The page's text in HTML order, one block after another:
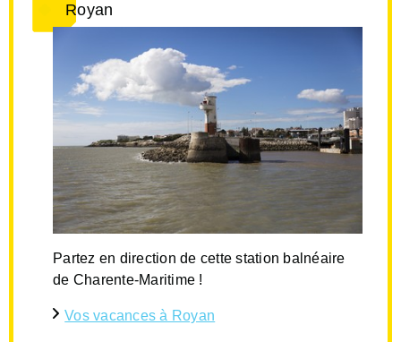
Royan
Partez en direction de cette station balnéaire
de Charente-Maritime !
Vos vacances à Royan